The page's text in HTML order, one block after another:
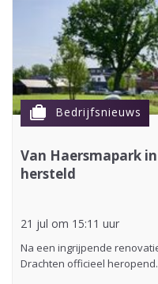
cases Bedrijfsnieuws
Van Haersmapark
hersteld
21 jul om 15:11 uur
Na een ingrijpende
Drachten officieel